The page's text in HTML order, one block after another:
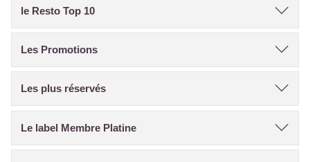
le Resto Top 10
Les Promotions
Les plus réservés
Le label Membre Platine